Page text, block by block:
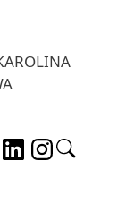
Facebook
LinkedInInstagram